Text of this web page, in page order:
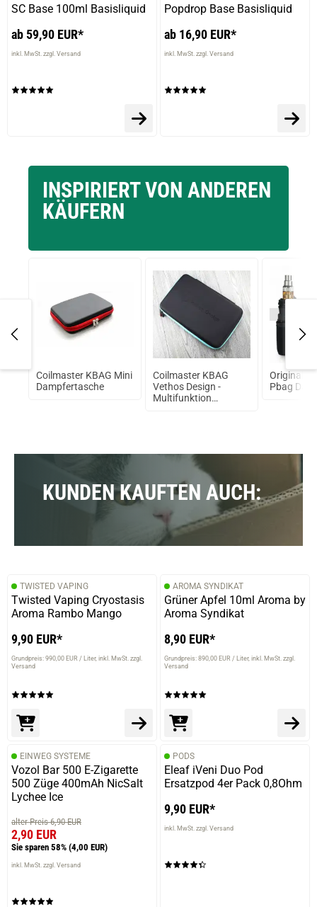
SC Base 100ml Basisliquid
ab 59,90 EUR*
inkl. MwSt. zzgl. Versand
Popdrop Base Basisliquid
ab 16,90 EUR*
inkl. MwSt. zzgl. Versand
INSPIRIERT VON ANDEREN
KÄUFERN
Coilmaster KBAG Mini
Dampfertasche
Coilmaster KBAG
Vethos Design -
Multifunktion
Original
Pbag
KUNDEN KAUFTEN AUCH:
TWISTED VAPING
Twisted Vaping Cryostasis
Aroma Rambo Mango
9,90 EUR*
Grundpreis: 990,00 EUR / Liter inkl. MwSt. zzgl.
Versand
AROMA SYNDIKAT
Grüner Apfel 10ml Aroma by
Aroma Syndikat
8,90 EUR*
Grundpreis: 890,00 EUR / Liter inkl. MwSt. zzgl.
Versand
EINWEG SYSTEME
Vozol Bar 500 E-Zigarette
500 Züge 400mAh NicSalt
Lychee Ice
alter Preis 6,90 EUR
2,90 EUR
Sie sparen 58% (4,00 EUR)
inkl. MwSt. zzgl. Versand
PODS
Eleaf iVeni Duo Pod
Ersatzpod 4er Pack 0,8Ohm
9,90 EUR*
inkl. MwSt. zzgl. Versand